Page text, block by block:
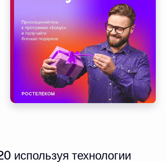
используя технологии